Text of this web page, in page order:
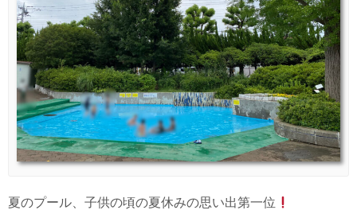
夏のプール、子供の頃の夏休みの思い出第一位